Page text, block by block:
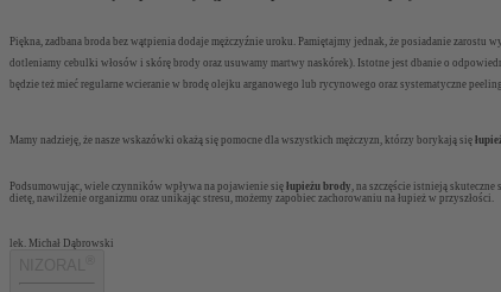
Piękna, zadbana broda bez wątpienia dodaje mężczyźnie uroku. Pamiętajmy jednak, że posiadanie
dotleniamy cebulki włosów i skórę brody oraz usuwamy martwy naskórek). Istotne jest dbanie o
będzie też mieć regularne wcieranie w brodę olejku arganowego lub rycynowego oraz systematyczne
Mamy nadzieję, że nasze wskazówki okażą się pomocne dla wszystkich mężczyzn, którzy borykają się
Podsumowując, wiele czynników wpływa na pojawienie się łupieżu brody , na szczęście istnieją
dietę, nawilżenie organizmu oraz unikając stresu, możemy zapobiec zachorowaniu na łupież w przyszłości.
lek. Michał Dąbrowski